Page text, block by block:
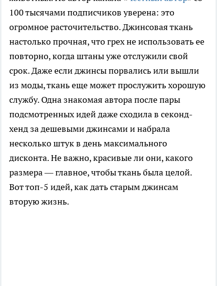
100 тысячами подписчиков уверена: это
огромное расточительство. Джинсовая ткань
настолько прочная, что грех не использовать ее
повторно, когда штаны уже отслужили свой
срок. Даже если джинсы порвались или вышли
из моды, ткань еще может прослужить хорошую
службу. Одна знакомая автора после пары
подсмотренных идей даже сходила в секонд-
хенд за дешевыми джинсами и набрала
несколько штук в день максимального
дисконта. Не важно, красивые ли они, какого
размера — главное, чтобы ткань была целой.
Вот топ-5 идей, как дать старым джинсам
вторую жизнь.